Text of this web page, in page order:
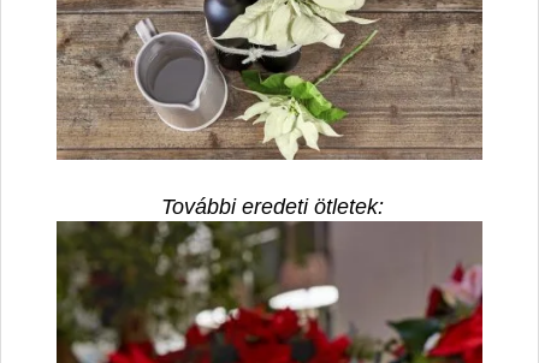
További eredeti ötletek: